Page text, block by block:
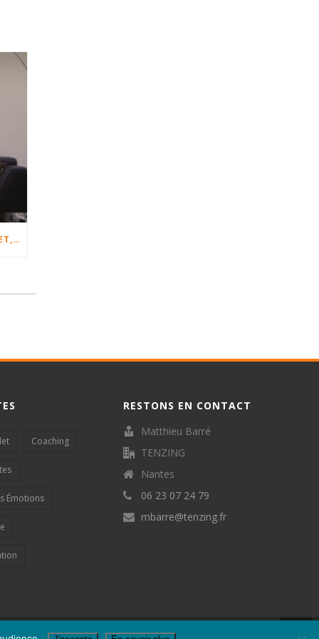
TENZING À NANTES… ET À CHOLET, CHEZ RED STAG !
Coaching
Émotions
RESTONS EN CONTACT
Matthieu Barré
TENZING
Nantes
06 23 07 24 79
mbarre@tenzing.fr